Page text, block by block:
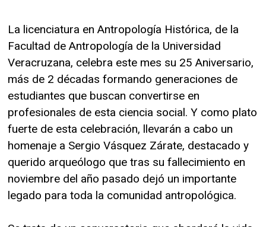
La licenciatura en Antropología Histórica, de la
Facultad de Antropología de la Universidad
Veracruzana, celebra este mes su 25 Aniversario,
más de 2 décadas formando generaciones de
estudiantes que buscan convertirse en
profesionales de esta ciencia social. Y como plato
fuerte de esta celebración, llevarán a cabo un
homenaje a Sergio Vásquez Zárate, destacado y
querido arqueólogo que tras su fallecimiento en
noviembre del año pasado dejó un importante
legado para toda la comunidad antropológica.